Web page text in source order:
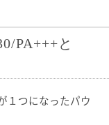
PA+++と
１つになったパウ